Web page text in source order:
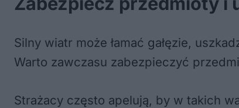
Silny wiatr może łamać gałęzie,
Warto zawczasu zabezpieczyć
Strażacy często apelują, by w takich